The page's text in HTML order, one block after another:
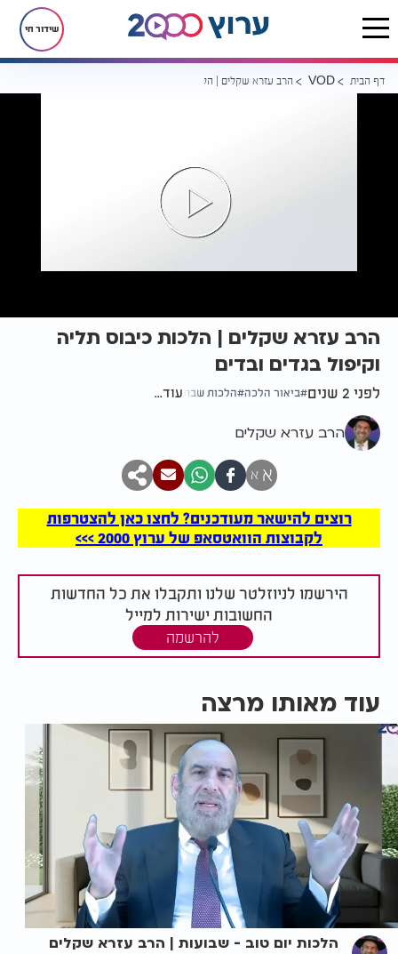
שידור חי
דף הבית VOD הרב עזרא שקלים | הלכות כיבוס תליה וקיפול בגדים ובדים
הרב עזרא שקלים | הלכות כיבוס תליה
וקיפול בגדים ובדים
לפני 2 שנים ביאור הלכה הלכות שבת עוד...
הרב עזרא שקלים
א א
רוצים להישאר מעודכנים? לחצו כאן להצטרפות
לקבוצות הוואטסאפ של ערוץ 2000 >>>
הירשמו לניוזלטר שלנו ותקבלו את כל החדשות
החשובות ישירות למייל
להרשמה
עוד מאותו מרצה
הלכות יום טוב - שבועות | הרב עזרא שקלים